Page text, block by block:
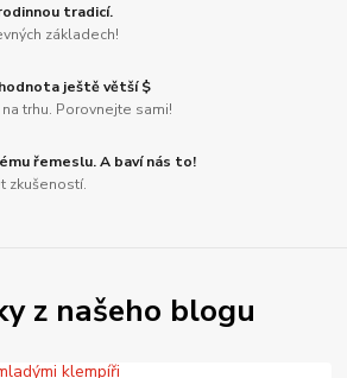
tradicí.
základech!
ještě větší $
trhu. Porovnejte sami!
řemeslu. A baví nás to!
zkušeností.
z našeho blogu